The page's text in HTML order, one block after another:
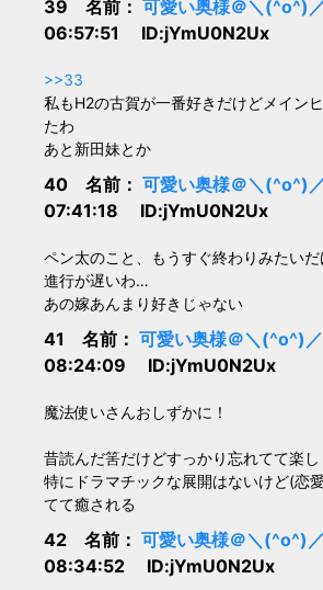
39 名前： 可愛い奥様＠＼(^o^)／
06:57:51 ID:jYmU0N2Ux
>>33
私もH2の古賀が一番好きだけどメイン
たわ
あと新田妹とか
40 名前： 可愛い奥様＠＼(^o^)／
07:41:18 ID:jYmU0N2Ux
ペン太のこと、もうすぐ終わりみたい
進行が遅いわ…
あの嫁あんまり好きじゃない
41 名前： 可愛い奥様＠＼(^o^)／
08:24:09 ID:jYmU0N2Ux
魔法使いさんおしずかに！
昔読んだ筈だけどすっかり忘れてて楽し
特にドラマチックな展開はないけど(恋
てて癒される
42 名前： 可愛い奥様＠＼(^o^)／
08:34:52 ID:jYmU0N2Ux